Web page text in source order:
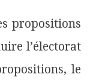
propositions
l’électorat
le